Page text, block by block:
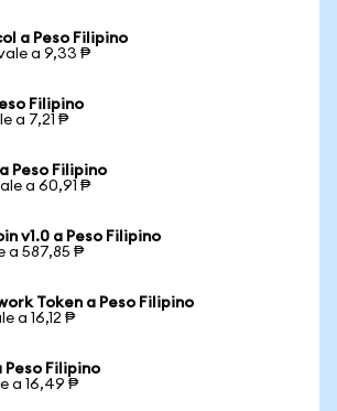
a Peso Filipino
a 9,33 ₱
Filipino
a 7,21 ₱
Peso Filipino
a 60,91 ₱
v1.0 a Peso Filipino
a 587,85 ₱
Token a Peso Filipino
a 16,12 ₱
Peso Filipino
a 16,49 ₱